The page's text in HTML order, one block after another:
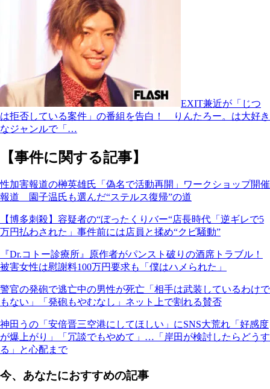
EXIT兼近が「じつ
は拒否している案件」の番組を告白！ りんたろー。は大好き
なジャンルで「…
【事件に関する記事】
性加害報道の榊英雄氏「偽名で活動再開」ワークショップ開催
報道 園子温氏も選んだ“ステルス復帰”の道
【博多刺殺】容疑者の“ぼったくりバー“店長時代「逆ギレで5
万円払わされた」事件前には店員と揉め“クビ騒動”
『Dr.コトー診療所』原作者がパンスト破りの酒席トラブル！
被害女性は慰謝料100万円要求も「僕はハメられた」
警官の発砲で逃亡中の男性が死亡「相手は武装しているわけで
もない」「発砲もやむなし」ネット上で割れる賛否
神田うの「安倍晋三空港にしてほしい」にSNS大荒れ「好感度
が爆上がり」「冗談でもやめて」…「岸田が検討したらどうす
る」と心配まで
今、あなたにおすすめの記事